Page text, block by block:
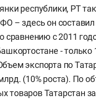
республики, РТ
– здесь он
сравнению с 2011
- только
экспорта по
(10% роста). По
товаров Татарстан